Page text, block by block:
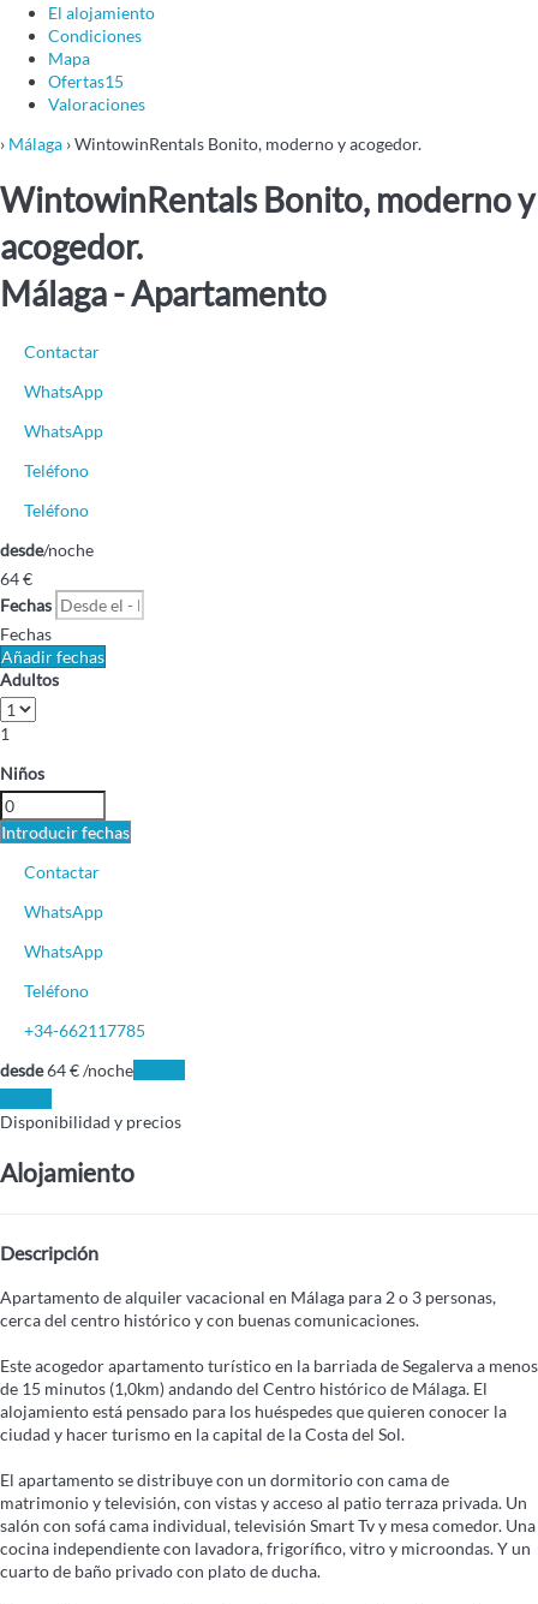
El alojamiento
Condiciones
Mapa
Ofertas15
Valoraciones
› Málaga › WintowinRentals Bonito, moderno y acogedor.
WintowinRentals Bonito, moderno y
acogedor.
Málaga -Apartamento
Contactar
WhatsApp
WhatsApp
Teléfono
Teléfono
desde/noche
64€
Fechas
Fechas
Añadir fechas
Adultos
1
Niños
Introducir fechas
Contactar
WhatsApp
WhatsApp
Teléfono
+34-662117785
desde64€/noche
Disponibilidad y precios
Alojamiento
Descripción
Apartamento de alquiler vacacional en Málaga para 2 o 3 personas,
cerca del centro histórico y con buenas comunicaciones.
Este acogedor apartamento turístico en la barriada de Segalerva a menos
de 15 minutos (1,0km) andando del Centro histórico de Málaga. El
alojamiento está pensado para los huéspedes que quieren conocer la
ciudad y hacer turismo en la capital de la Costa del Sol.
El apartamento se distribuye con un dormitorio con cama de
matrimonio y televisión, con vistas y acceso al patio terraza privada. Un
salón con sofá cama individual, televisión Smart Tv y mesa comedor. Una
cocina independiente con lavadora, frigorífico, vitro y microondas. Y un
cuarto de baño privado con plato de ducha.